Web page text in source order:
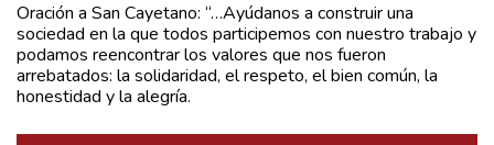
Oración a San Cayetano: “…Ayúdanos a construir una
sociedad en la que todos participemos con nuestro trabajo y
podamos reencontrar los valores que nos fueron
arrebatados: la solidaridad, el respeto, el bien común, la
honestidad y la alegría.